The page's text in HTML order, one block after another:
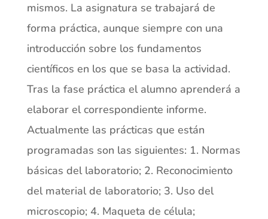
mismos. La asignatura se trabajará de
forma práctica, aunque siempre con una
introducción sobre los fundamentos
científicos en los que se basa la actividad.
Tras la fase práctica el alumno aprenderá a
elaborar el correspondiente informe.
Actualmente las prácticas que están
programadas son las siguientes: 1. Normas
básicas del laboratorio; 2. Reconocimiento
del material de laboratorio; 3. Uso del
microscopio; 4. Maqueta de célula;